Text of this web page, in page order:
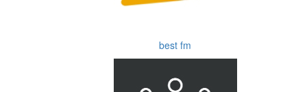
best fm